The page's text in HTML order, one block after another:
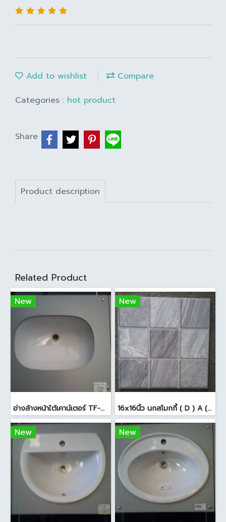
Add to wishlist
Compare
Categories : hot product
Share
Product description
Related Product
New
อ่างล้างหน้าใต้เคาน์เตอร์ TF-0458 สีขาว
New
16x16นิ้ว นกสโมกกี้ ( D ) A (Pack6)
New New